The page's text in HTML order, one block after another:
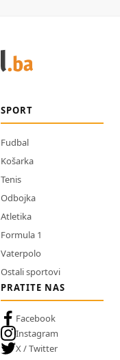
SPORT
Fudbal
Košarka
Tenis
Odbojka
Atletika
Formula 1
Vaterpolo
Ostali sportovi
PRATITE NAS
Facebook
Instagram
X / Twitter